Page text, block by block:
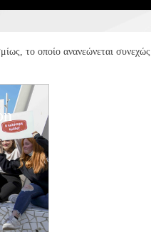
το οποίο ανανεώνεται συνεχώς.